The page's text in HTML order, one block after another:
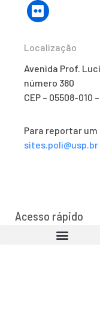
Localização
Avenida Prof.
número 380
CEP – 05508-010
Para reportar
sites.poli@usp.br
Acesso rápido